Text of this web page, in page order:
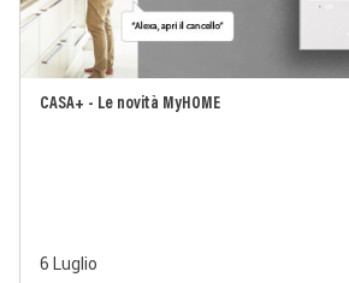
CASA+ - Le novità MyHOME
6 Luglio